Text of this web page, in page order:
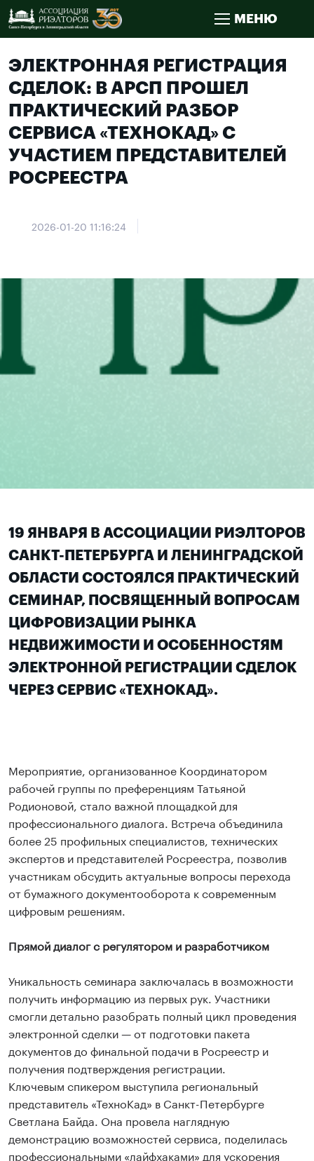
МЕНЮ
ЭЛЕКТРОННАЯ РЕГИСТРАЦИЯ
СДЕЛОК: В АРСП ПРОШЕЛ
ПРАКТИЧЕСКИЙ РАЗБОР
СЕРВИСА «ТЕХНОКАД» С
УЧАСТИЕМ ПРЕДСТАВИТЕЛЕЙ
РОСРЕЕСТРА
2026-01-20 11:16:24
19 ЯНВАРЯ В АССОЦИАЦИИ РИЭЛТОРОВ
САНКТ-ПЕТЕРБУРГА И ЛЕНИНГРАДСКОЙ
ОБЛАСТИ СОСТОЯЛСЯ ПРАКТИЧЕСКИЙ
СЕМИНАР, ПОСВЯЩЕННЫЙ ВОПРОСАМ
ЦИФРОВИЗАЦИИ РЫНКА
НЕДВИЖИМОСТИ И ОСОБЕННОСТЯМ
ЭЛЕКТРОННОЙ РЕГИСТРАЦИИ СДЕЛОК
ЧЕРЕЗ СЕРВИС «ТЕХНОКАД».
Мероприятие, организованное Координатором
рабочей группы по преференциям Татьяной
Родионовой, стало важной площадкой для
профессионального диалога. Встреча объединила
более 25 профильных специалистов, технических
экспертов и представителей Росреестра, позволив
участникам обсудить актуальные вопросы перехода
от бумажного документооборота к современным
цифровым решениям.
Прямой диалог с регулятором и разработчиком
Уникальность семинара заключалась в возможности
получить информацию из первых рук. Участники
смогли детально разобрать полный цикл проведения
электронной сделки — от подготовки пакета
документов до финальной подачи в Росреестр и
получения подтверждения регистрации.
Ключевым спикером выступила региональный
представитель «ТехноКад» в Санкт-Петербурге
Светлана Байда. Она провела наглядную
демонстрацию возможностей сервиса, поделилась
профессиональными «лайфхаками» для ускорения